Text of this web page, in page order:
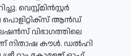
വെസ്റ്റ്മിന്‍സ്റ്റര്‍
പൊളിറ്റിക്സ് ആന്‍ഡ്
വിഭാഗത്തിലെ
നിതാഷ കൗള്‍. ഡല്‍ഹി